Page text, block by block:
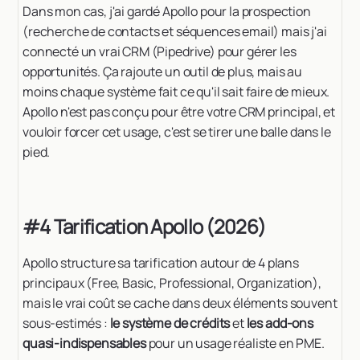
Dans mon cas, j'ai gardé Apollo pour la prospection
(recherche de contacts et séquences email) mais j'ai
connecté un vrai CRM (Pipedrive) pour gérer les
opportunités. Ça rajoute un outil de plus, mais au
moins chaque système fait ce qu'il sait faire de mieux.
Apollo n'est pas conçu pour être votre CRM principal, et
vouloir forcer cet usage, c'est se tirer une balle dans le
pied.
#4 Tarification Apollo (2026)
Apollo structure sa tarification autour de 4 plans
principaux (Free, Basic, Professional, Organization),
mais le vrai coût se cache dans deux éléments souvent
sous-estimés : le système de créditsetles add-ons
quasi-indispensablespour un usage réaliste en PME.